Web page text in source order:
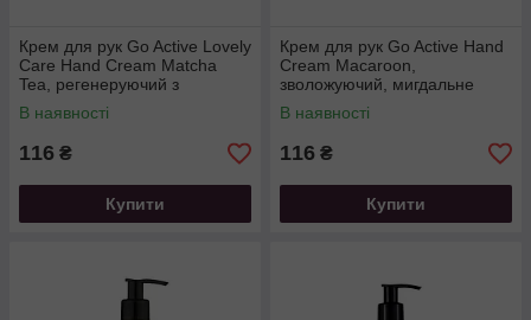
Крем для рук Go Active Lovely
Care Hand Cream Matcha
Tea, регенеруючий з
екстрактом зеленого чаю, 35
В наявності
116 ₴
Купити
Крем для рук Go Active Hand
Cream Macaroon,
зволожуючий, мигдальне
печиво, 350 мл
В наявності
116 ₴
Купити